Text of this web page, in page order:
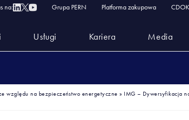
na: Grupa PERN Platforma zakupowa CDOK
Usługi Kariera Media
względu na bezpieczeństwo energetyczne » IMG – Dywersyfikacja